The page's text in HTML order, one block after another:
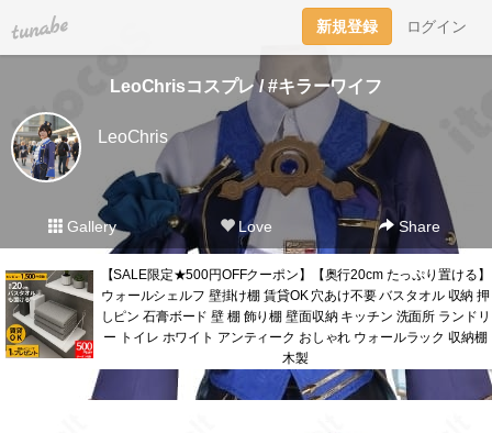
tuna.be 新規登録 ログイン
LeoChrisコスプレ / #キラーワイフ
LeoChris
Gallery Love Share
【SALE限定★500円OFFクーポン】【奥行20cm たっぷり置ける】
ウォールシェルフ 壁掛け棚 賃貸OK 穴あけ不要 バスタオル 収納 押
しピン 石膏ボード 壁 棚 飾り棚 壁面収納 キッチン 洗面所 ランドリ
ー トイレ ホワイト アンティーク おしゃれ ウォールラック 収納棚
木製